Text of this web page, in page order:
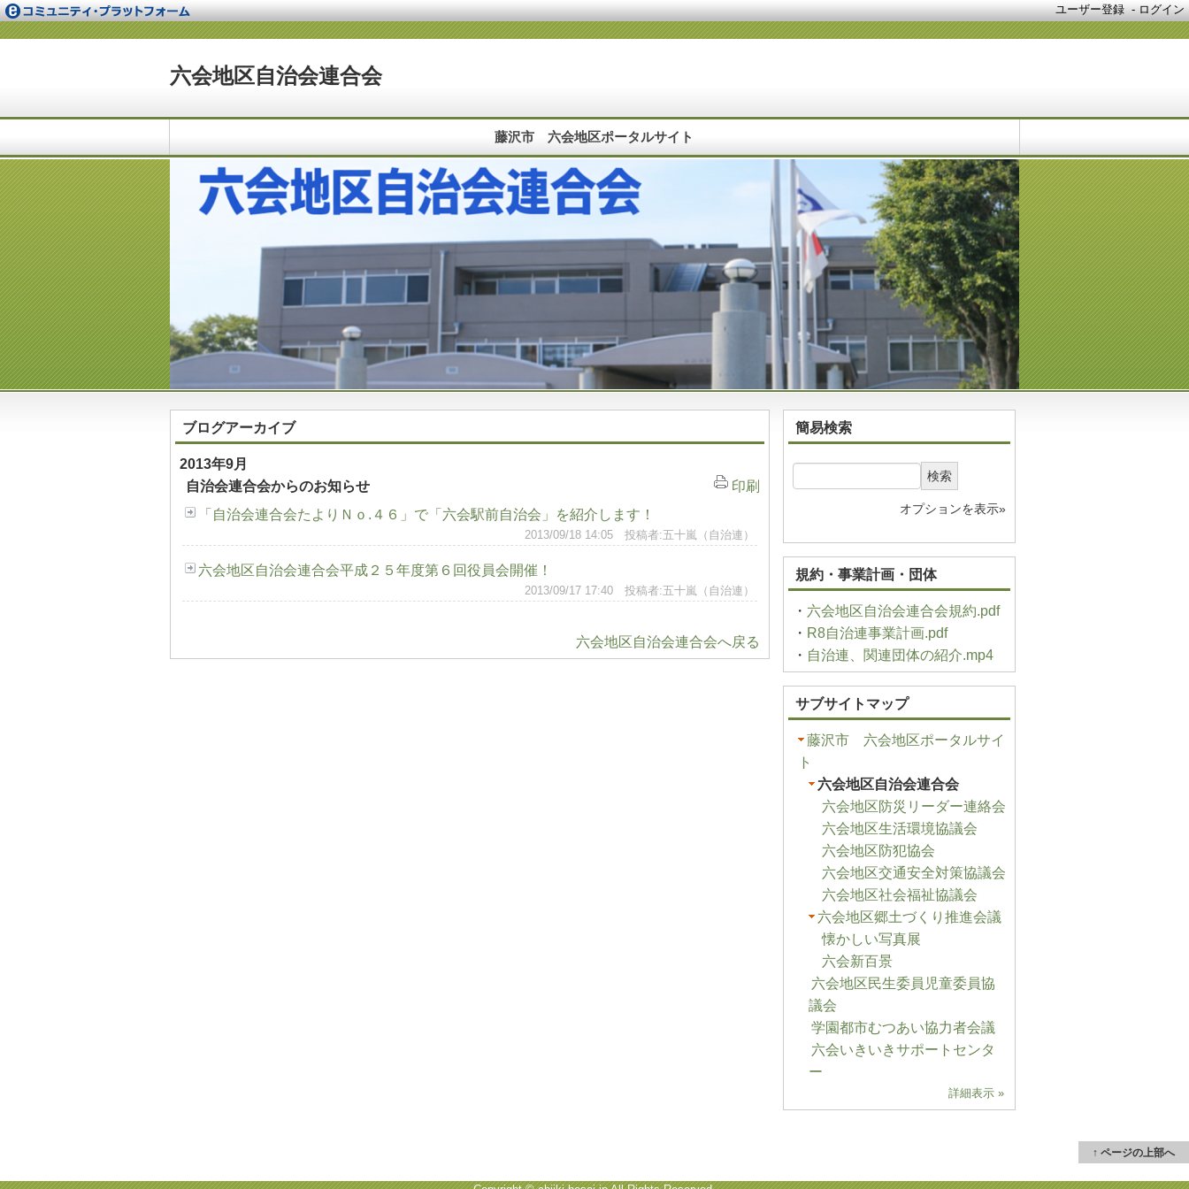
ユーザー登録 -ログイン
六会地区自治会連合会
藤沢市 六会地区ポータルサイト
ブログアーカイブ
2013年9月
印刷
自治会連合会からのお知らせ
「自治会連合会たよりＮｏ.４６」で「六会駅前自治会」を紹介します！
2013/09/18 14:05 投稿者:五十嵐（自治連）
六会地区自治会連合会平成２５年度第６回役員会開催！
2013/09/17 17:40 投稿者:五十嵐（自治連）
六会地区自治会連合会へ戻る
簡易検索
検索
オプションを表示»
規約・事業計画・団体
・ 六会地区自治会連合会規約.pdf
・ R8自治連事業計画.pdf
・ 自治連、関連団体の紹介.mp4
サブサイトマップ
藤沢市 六会地区ポータルサイ
ト
六会地区自治会連合会
六会地区防災リーダー連絡会
六会地区生活環境協議会
六会地区防犯協会
六会地区交通安全対策協議会
六会地区社会福祉協議会
六会地区郷土づくり推進会議
懐かしい写真展
六会新百景
六会地区民生委員児童委員協
議会
学園都市むつあい協力者会議
六会いきいきサポートセンタ
ー
詳細表示 »
↑ ページの上部へ